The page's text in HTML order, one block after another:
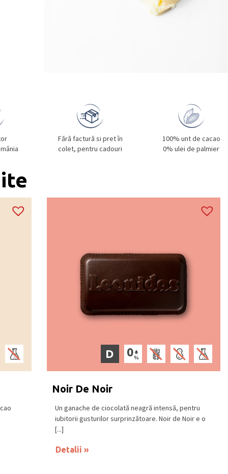
Fără factură si pret în
colet, pentru cadouri
100% unt de cacao
0% ulei de palmier
D
Noir De Noir
Un ganache de ciocolată neagră intensă, pentru
iubitorii gusturilor surprinzătoare. Noir de Noir e o
[...]
Detalii